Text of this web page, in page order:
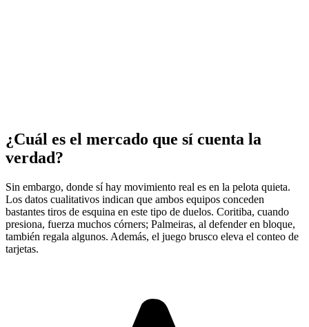
¿Cuál es el mercado que sí cuenta la
verdad?
Sin embargo, donde sí hay movimiento real es en la pelota quieta.
Los datos cualitativos indican que ambos equipos conceden
bastantes tiros de esquina en este tipo de duelos. Coritiba, cuando
presiona, fuerza muchos córners; Palmeiras, al defender en bloque,
también regala algunos. Además, el juego brusco eleva el conteo de
tarjetas.